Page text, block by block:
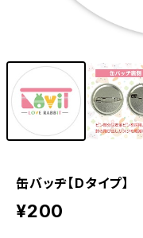
缶バッヂ【Dタイプ】
¥200